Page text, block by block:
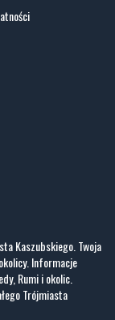
Kaszubskiego. Twoja
Informacje
Rumi i okolic.
Trójmiasta